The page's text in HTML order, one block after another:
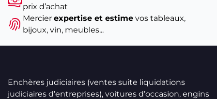
prix d’achat
Mercier expertise et estimevos tableaux,
bijoux, vin, meubles...
Enchères judiciaires (ventes suite liquidations
judiciaires d’entreprises), voitures d’occasion, engins